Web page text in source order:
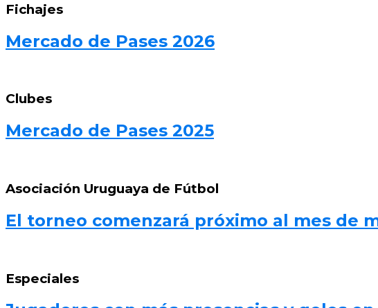
Fichajes
Mercado de Pases 2026
Clubes
Mercado de Pases 2025
Asociación Uruguaya de Fútbol
El torneo comenzará próximo al mes de
Especiales